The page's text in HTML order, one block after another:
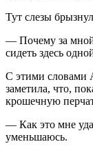
Тут слезы
— Почему за
сидеть здесь
С этими словами
заметила, что,
крошечную
— Как это мне
уменьшаюсь.